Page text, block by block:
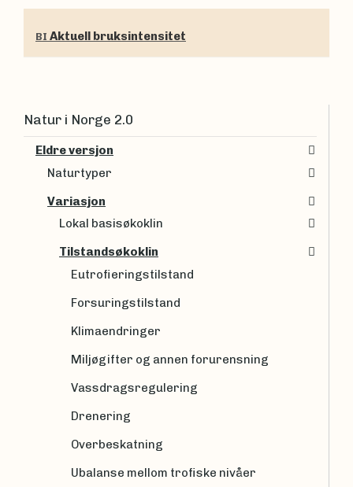
BI Aktuell bruksintensitet
Natur i Norge 2.0
Eldre versjon
Naturtyper
Variasjon
Lokal basisøkoklin
Tilstandsøkoklin
Eutrofieringstilstand
Forsuringstilstand
Klimaendringer
Miljøgifter og annen forurensning
Vassdragsregulering
Drenering
Overbeskatning
Ubalanse mellom trofiske nivåer